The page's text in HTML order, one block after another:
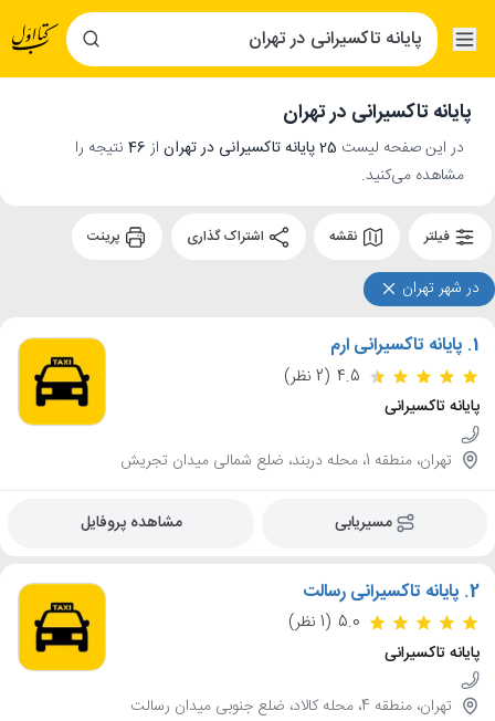
پایانه تاکسیرانی در تهران
در این صفحه لیست 25 پایانه تاکسیرانی در تهران از 46 نتیجه را
مشاهده می‌کنید.
فیلتر نقشه
در شهر تهران
1. پایانه تاکسیرانی ارم
4.5 (2 نظر)
پایانه تاکسیرانی
تهران، منطقه 1، محله دربند، ضلع شمالی میدان تجریش
مسیریابی مشاهده پروفایل
2. پایانه تاکسیرانی رسالت
5.0 (1 نظر)
پایانه تاکسیرانی
تهران، منطقه 4، محله کالاد، ضلع جنوبی میدان رسالت